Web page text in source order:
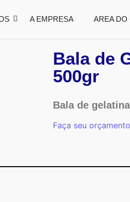
A EMPRESA AREA DO
Bala de
500gr
Bala de
Faça seu